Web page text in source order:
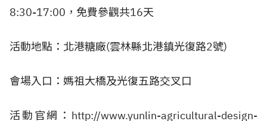
8:30-17:00，免費參觀共16天
活動地點：北港糖廠(雲林縣北港鎮光復路2號)
會場入口：媽祖大橋及光復五路交叉口
活動官網： http://www.yunlin-agricultural-design-